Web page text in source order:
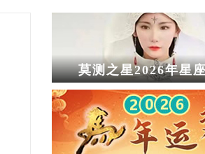
莫测之星2026年星